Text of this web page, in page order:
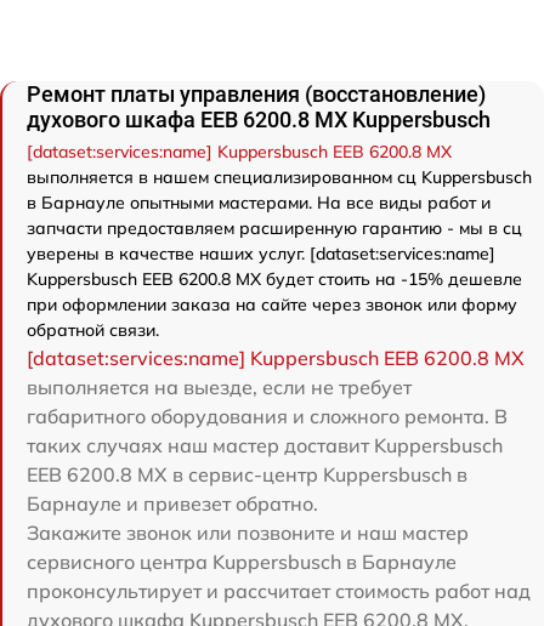
Ремонт платы управления (восстановление)
духового шкафа EEB 6200.8 MX Kuppersbusch
[dataset:services:name] Kuppersbusch EEB 6200.8 MX
выполняется в нашем специализированном сц Kuppersbusch
в Барнауле опытными мастерами. На все виды работ и
запчасти предоставляем расширенную гарантию - мы в сц
уверены в качестве наших услуг. [dataset:services:name]
Kuppersbusch EEB 6200.8 MX будет стоить на -15% дешевле
при оформлении заказа на сайте через звонок или форму
обратной связи.
[dataset:services:name] Kuppersbusch EEB 6200.8 MX
выполняется на выезде, если не требует
габаритного оборудования и сложного ремонта. В
таких случаях наш мастер доставит Kuppersbusch
EEB 6200.8 MX в сервис-центр Kuppersbusch в
Барнауле и привезет обратно.
Закажите звонок или позвоните и наш мастер
сервисного центра Kuppersbusch в Барнауле
проконсультирует и рассчитает стоимость работ над
духового шкафа Kuppersbusch EEB 6200.8 MX.